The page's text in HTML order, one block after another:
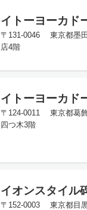
イトーヨーカド
〒131-0046 東京都墨
店4階
イトーヨーカド
〒124-0011 東京都葛
四つ木3階
イオンスタイル
〒152-0003 東京都目